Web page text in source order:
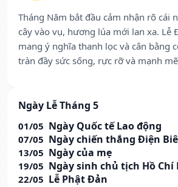
Tháng Năm bắt đầu cảm nhận rõ cái
cây vào vụ, hương lúa mới lan xa. Lễ
mang ý nghĩa thanh lọc và cân bằng
tràn đầy sức sống, rực rỡ và mạnh
Ngày Lễ Tháng 5
01/05 Ngày Quốc tế Lao động
07/05 Ngày chiến thắng Điện
13/05 Ngày của mẹ
19/05 Ngày sinh chủ tịch Hồ Chí
22/05 Lễ Phật Đản